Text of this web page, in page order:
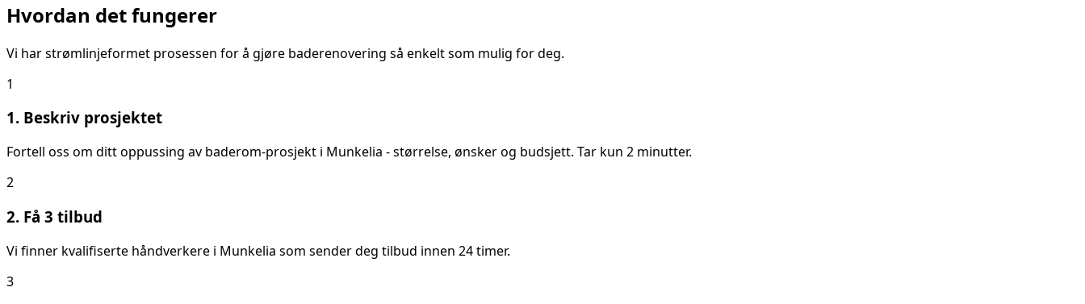
Hvordan det fungerer
Vi har strømlinjeformet prosessen for å gjøre baderenovering så enkelt som mulig for deg.
1
1. Beskriv prosjektet
Fortell oss om dittoppussing av baderom-prosjekt i Munkelia - størrelse, ønsker og budsjett. Tar kun 2 minutter.
2
2. Få 3 tilbud
Vi finner kvalifiserte håndverkere i Munkelia som sender deg tilbud innen 24 timer.
3